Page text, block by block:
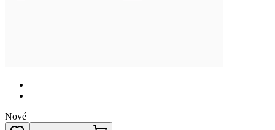
Nové